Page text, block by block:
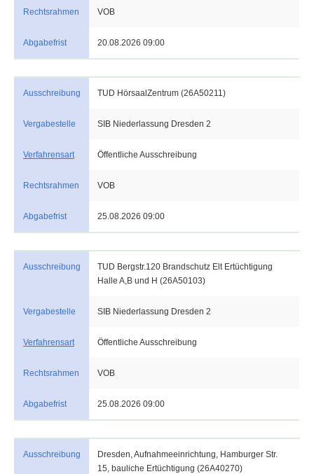
Rechtsrahmen VOB
Abgabefrist 20.08.2026 09:00
Ausschreibung TUD HörsaalZentrum (26A50211)
Vergabestelle SIB Niederlassung Dresden 2
Verfahrensart Öffentliche Ausschreibung
Rechtsrahmen VOB
Abgabefrist 25.08.2026 09:00
Ausschreibung
TUD Bergstr.120 Brandschutz Elt Ertüchtigung
Halle A,B und H (26A50103)
Vergabestelle SIB Niederlassung Dresden 2
Verfahrensart Öffentliche Ausschreibung
Rechtsrahmen VOB
Abgabefrist 25.08.2026 09:00
Ausschreibung
Dresden, Aufnahmeeinrichtung, Hamburger Str.
15, bauliche Ertüchtigung (26A40270)